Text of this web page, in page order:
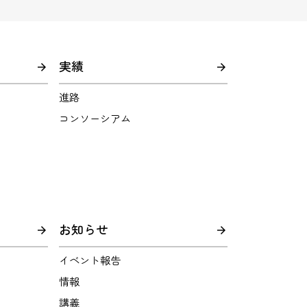
実績
進路
コンソーシアム
お知らせ
イベント報告
情報
講義